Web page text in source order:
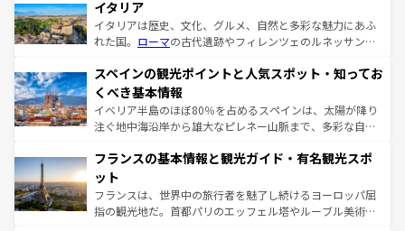
イタリア
イタリアは歴史、文化、グルメ、自然と多彩な魅力にあふ
れた国。 ローマの古代遺跡やフィレンツェのルネッサンス
ろん、トスカーナの美しい田園風景やアマルフィ海岸の絶
景など、自然景観も見逃せない。観光の合間には、本場の
ピザやパスタなど、絶品のイタリア料理を堪能することも
できる。朝目覚めてから夜眠るまで、すべての瞬間を楽し
なお、新着のイタリア情報はコンテンツ一覧を参照してほ
しい。
スペインの観光ポイントと人気スポット・知ってお
くべき基本情報
イベリア半島のほぼ80％を占めるスペインは、太陽が降り
注ぐ地中海沿岸から雄大なピレネー山脈まで、多彩な自然
文化が根付くこの国では、情熱的なフラメンコ、熱気あふ
れる闘牛、そして美味しいタパスが生活の一部となってい
る。首都マドリードの洗練された雰囲気や、バルセロナの
アートに溢れた街角から、地方では古代ローマ遺跡や中世
フランスの基本情報と観光ガイド・有名観光スポ
ット
フランスは、世界中の旅行者を魅了し続けるヨーロッパ屈
指の観光地だ。首都パリのエッフェル塔やルーブル美術館